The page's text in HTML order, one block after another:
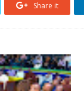
Share it